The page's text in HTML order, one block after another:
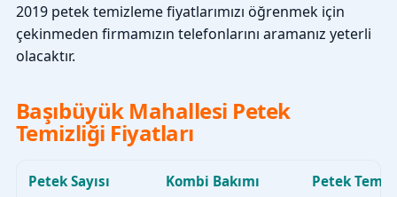
2019 petek temizleme fiyatlarımızı öğrenmek için
çekinmeden firmamızın telefonlarını aramanız yeterli
olacaktır.
Başıbüyük Mahallesi Petek
Temizliği Fiyatları
Petek Sayısı Kombi Bakımı Petek